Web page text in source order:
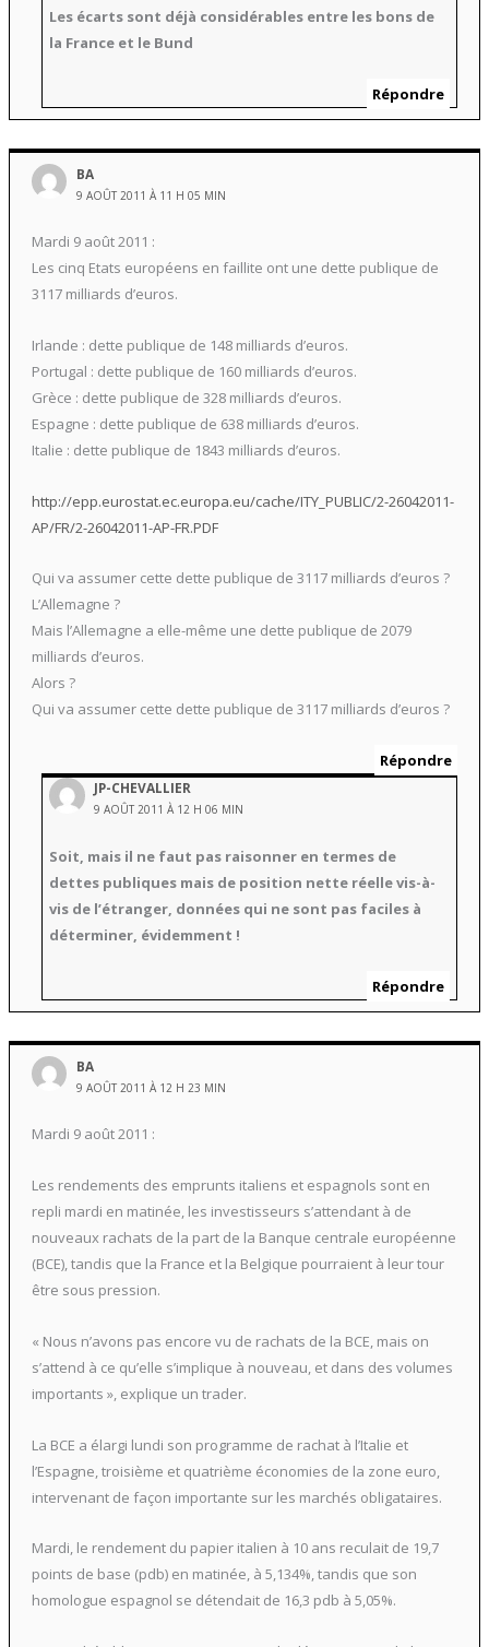
Les écarts sont déjà considérables entre les bons de
la France et le Bund
Répondre
BA
9 AOÛT 2011 À 11 H 05 MIN
Mardi 9 août 2011 :
Les cinq Etats européens en faillite ont une dette publique de
3117 milliards d’euros.
Irlande : dette publique de 148 milliards d’euros.
Portugal : dette publique de 160 milliards d’euros.
Grèce : dette publique de 328 milliards d’euros.
Espagne : dette publique de 638 milliards d’euros.
Italie : dette publique de 1843 milliards d’euros.
http://epp.eurostat.ec.europa.eu/cache/ITY_PUBLIC/2-26042011-
AP/FR/2-26042011-AP-FR.PDF
Qui va assumer cette dette publique de 3117 milliards d’euros ?
L’Allemagne ?
Mais l’Allemagne a elle-même une dette publique de 2079
milliards d’euros.
Alors ?
Qui va assumer cette dette publique de 3117 milliards d’euros ?
Répondre
JP-CHEVALLIER
9 AOÛT 2011 À 12 H 06 MIN
Soit, mais il ne faut pas raisonner en termes de
dettes publiques mais de position nette réelle vis-à-
vis de l’étranger, données qui ne sont pas faciles à
déterminer, évidemment !
Répondre
BA
9 AOÛT 2011 À 12 H 23 MIN
Mardi 9 août 2011 :
Les rendements des emprunts italiens et espagnols sont en
repli mardi en matinée, les investisseurs s’attendant à de
nouveaux rachats de la part de la Banque centrale européenne
(BCE), tandis que la France et la Belgique pourraient à leur tour
être sous pression.
« Nous n’avons pas encore vu de rachats de la BCE, mais on
s’attend à ce qu’elle s’implique à nouveau, et dans des volumes
importants », explique un trader.
La BCE a élargi lundi son programme de rachat à l’Italie et
l’Espagne, troisième et quatrième économies de la zone euro,
intervenant de façon importante sur les marchés obligataires.
Mardi, le rendement du papier italien à 10 ans reculait de 19,7
points de base (pdb) en matinée, à 5,134%, tandis que son
homologue espagnol se détendait de 16,3 pdb à 5,05%.